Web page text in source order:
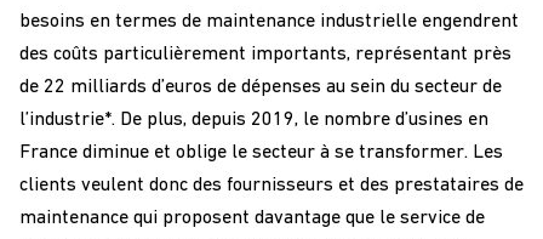
besoins en termes de maintenance industrielle engendrent
des coûts particulièrement importants, représentant près
de 22 milliards d’euros de dépenses au sein du secteur de
l’industrie*. De plus, depuis 2019, le nombre d’usines en
France diminue et oblige le secteur à se transformer. Les
clients veulent donc des fournisseurs et des prestataires de
maintenance qui proposent davantage que le service de